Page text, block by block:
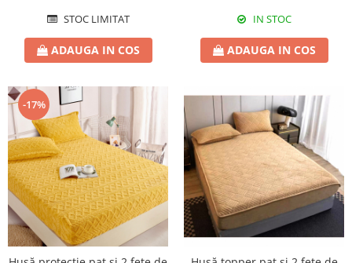
STOC LIMITAT
ADAUGA IN COS
IN STOC
ADAUGA IN COS
-17%